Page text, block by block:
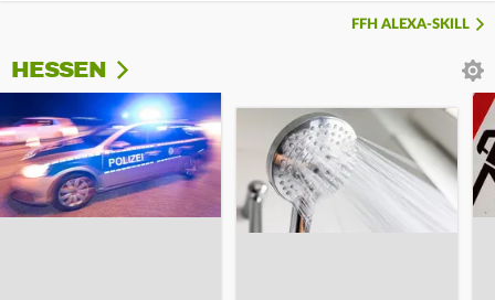
FFH ALEXA-SKILL
HESSEN